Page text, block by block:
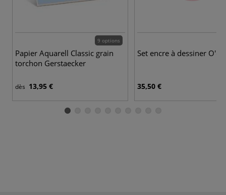
9 options
Papier Aquarell Classic grain
torchon Gerstaecker
dès 13,95 €
Set encre à dessiner
35,50 €